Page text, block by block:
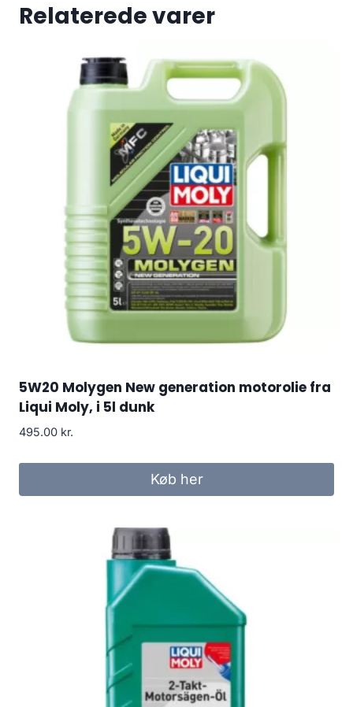
Relaterede varer
5W20 Molygen New generation motorolie fra
Liqui Moly, i 5l dunk
495.00 kr.
Køb her